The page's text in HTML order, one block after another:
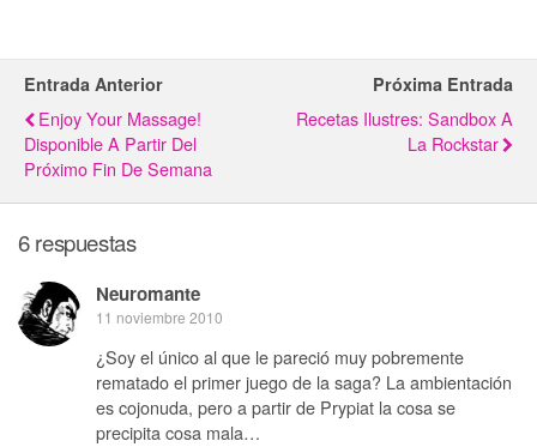
Entrada Anterior
Enjoy Your Massage!
Disponible A Partir Del
Próximo Fin De Semana
Próxima Entrada
Recetas Ilustres: Sandbox A
La Rockstar
6 respuestas
Neuromante
11 noviembre 2010
¿Soy el único al que le pareció muy pobremente
rematado el primer juego de la saga? La ambientación
es cojonuda, pero a partir de Prypiat la cosa se
precipita cosa mala…